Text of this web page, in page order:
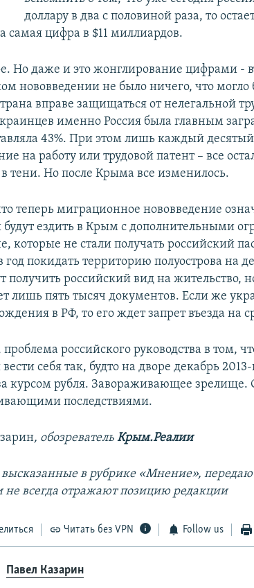
доллару в два с половиной раза, то
самая цифра в $11 миллиардов.
Но даже и это жонглирование цифрами -
нововведении не было ничего, что могло
вправе защищаться от нелегальной
именно Россия была главным
43%. При этом лишь каждый
на работу или трудовой патент – все
в тени. Но после Крыма все изменилось.
теперь миграционное нововведение
ездить в Крым с дополнительными
которые не стали получать российский
покидать территорию полуострова на
получить российский вид на жительство,
лишь пять тысяч документов. Если же
в РФ, то его ждет запрет въезда на
российского руководства в том,
себя так, будто на дворе декабрь
курсом рубля. Завораживающее зрелище.
последствиями.
, обозревательКрым.Реалии
высказанные в рубрике «Мнение»,
не всегда отражают позицию редакции
Читать без VPN Follow us
Павел Казарин